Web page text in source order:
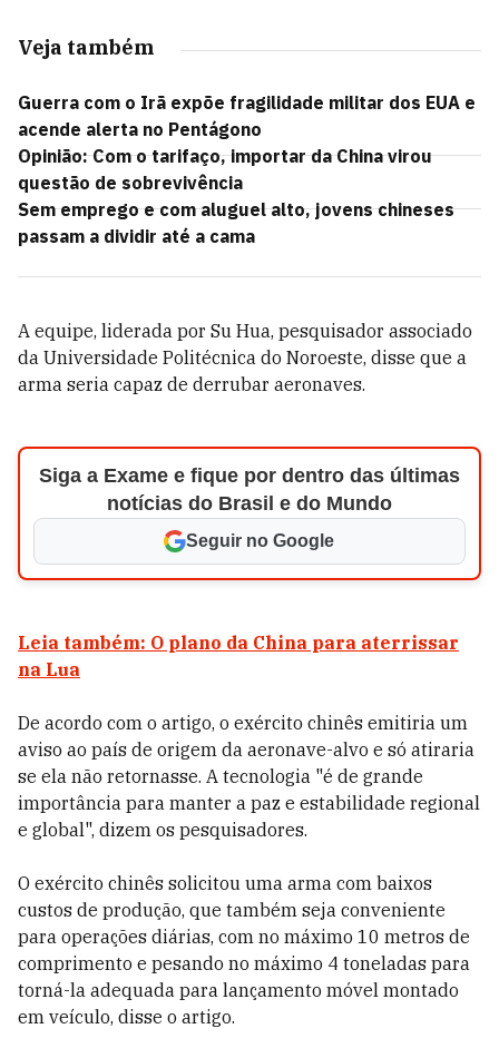
Veja também
Guerra com o Irã expõe fragilidade militar dos EUA e
acende alerta no Pentágono
Opinião: Com o tarifaço, importar da China virou
questão de sobrevivência
Sem emprego e com aluguel alto, jovens chineses
passam a dividir até a cama
A equipe, liderada por Su Hua, pesquisador associado
da Universidade Politécnica do Noroeste, disse que a
arma seria capaz de derrubar aeronaves.
Siga a Exame e fique por dentro das últimas
notícias do Brasil e do Mundo
Seguir no Google
Leia também: O plano da China para aterrissar
na Lua
De acordo com o artigo, o exército chinês emitiria um
aviso ao país de origem da aeronave-alvo e só atiraria
se ela não retornasse. A tecnologia "é de grande
importância para manter a paz e estabilidade regional
e global", dizem os pesquisadores.
O exército chinês solicitou uma arma com baixos
custos de produção, que também seja conveniente
para operações diárias, com no máximo 10 metros de
comprimento e pesando no máximo 4 toneladas para
torná-la adequada para lançamento móvel montado
em veículo, disse o artigo.